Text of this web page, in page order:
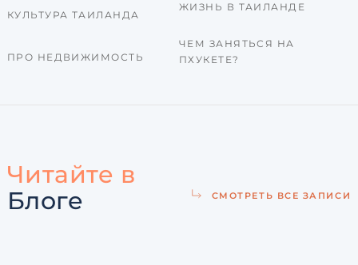
КУЛЬТУРА ТАИЛАНДА
ПРО НЕДВИЖИМОСТЬ
ЖИЗНЬ В ТАИЛАНДЕ
ЧЕМ ЗАНЯТЬСЯ НА
ПХУКЕТЕ?
Читайте в
Блоге
СМОТРЕТЬ ВСЕ ЗАПИСИ